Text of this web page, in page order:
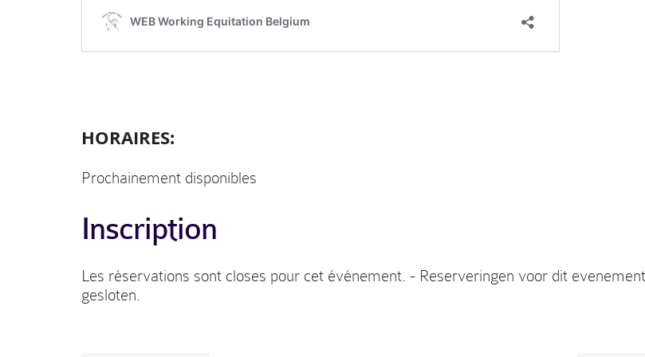
HORAIRES:
Prochainement disponibles
Inscription
Les réservations sont closes pour cet événement. - Reserveringen voor dit
gesloten.